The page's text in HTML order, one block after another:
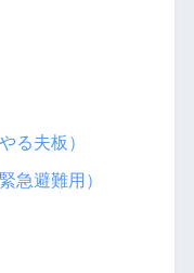
る夫板）
急避難用）